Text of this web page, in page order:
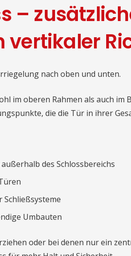
–
vertikaler
nach oben und unten.
im oberen Rahmen als auch im
die die Tür in ihrer
des Schlossbereichs
Umbauten
oder bei denen nur ein